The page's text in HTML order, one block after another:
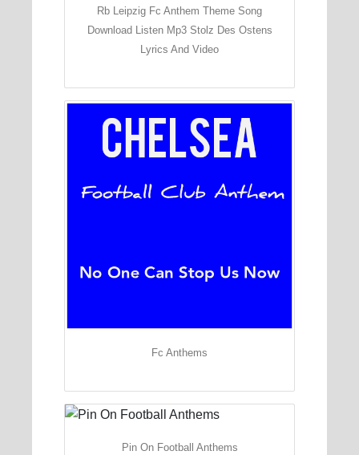
Rb Leipzig Fc Anthem Theme Song
Download Listen Mp3 Stolz Des Ostens
Lyrics And Video
Fc Anthems
Pin On Football Anthems